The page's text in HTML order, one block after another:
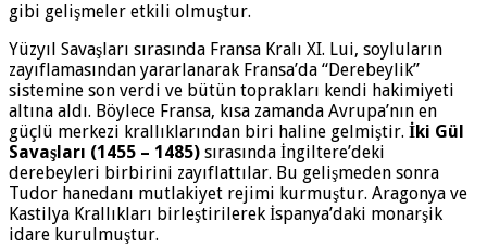
gibi gelişmeler etkili olmuştur.
Yüzyıl Savaşları sırasında Fransa Kralı XI. Lui, soyluların
zayıflamasından yararlanarak Fransa’da “Derebeylik”
sistemine son verdi ve bütün toprakları kendi hakimiyeti
altına aldı. Böylece Fransa, kısa zamanda Avrupa’nın en
güçlü merkezi krallıklarından biri haline gelmiştir. İki Gül
Savaşları (1455 – 1485) sırasında İngiltere’deki
derebeyleri birbirini zayıflattılar. Bu gelişmeden sonra
Tudor hanedanı mutlakiyet rejimi kurmuştur. Aragonya ve
Kastilya Krallıkları birleştirilerek İspanya’daki monarşik
idare kurulmuştur.